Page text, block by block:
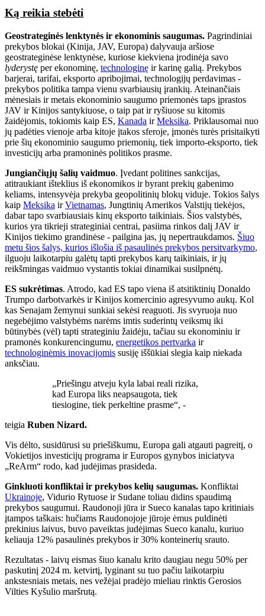
Ką reikia stebėti
Geostrateginės lenktynės ir ekonominis saugumas. Pagrindiniai
prekybos blokai (Kinija, JAV, Europa) dalyvauja aršiose
geostrateginėse lenktynėse, kuriose kiekviena įrodinėja savo
lyderystę per ekonominę, technologinę ir karinę galią. Prekybos
barjerai, tarifai, eksporto apribojimai, technologijų perdavimas -
prekybos politika tampa vienu svarbiausių įrankių. Ateinančiais
mėnesiais ir metais ekonominio saugumo priemonės taps įprastos
JAV ir Kinijos santykiuose, o taip pat ir ryšiuose su kitomis
žaidėjomis, tokiomis kaip ES, Kanada irMeksika. Priklausomai nuo
jų padėties vienoje arba kitoje įtakos sferoje, įmonės turės prisitaikyti
prie šių ekonominio saugumo priemonių, tiek importo-eksporto, tiek
investicijų arba pramoninės politikos prasme.
Jungiančiųjų šalių vaidmuo. Įvedant politines sankcijas,
atitraukiant išteklius iš ekonomikos ir byrant prekių gabenimo
keliams, intensyvėja prekyba geopolitinių blokų viduje. Tokios šalys
kaip Meksika irVietnamas, Jungtinių Amerikos Valstijų tiekėjos,
dabar tapo svarbiausiais kinų eksporto taikiniais. Šios valstybės,
kurios yra tikrieji strateginiai centrai, pasiima rinkos dalį JAV ir
Kinijos tiekimo grandinėse - pailgina jas, jų nepertraukdamos. Šiuo
metu šios šalys, kurios išlošia iš pasaulinės prekybos persitvarkymo,
ilguoju laikotarpiu galėtų tapti prekybos karų taikiniais, ir jų
reikšmingas vaidmuo vystantis tokiai dinamikai susilpnėtų.
ES sukrėtimas. Atrodo, kad ES tapo viena iš atsitiktinių Donaldo
Trumpo darbotvarkės ir Kinijos komercinio agresyvumo aukų. Kol
kas Senajam žemynui sunkiai sekėsi reaguoti. Jis svyruoja nuo
negebėjimo valstybėms narėms imtis suderintų veiksmų iki
būtinybės (vėl) tapti strateginiu žaidėju, tačiau su ekonominiu ir
pramonės konkurencingumu, energetikos pertvarka ir
technologinėmis inovacijomis susiję iššūkiai slegia kaip niekada
anksčiau.
„Priešingu atveju kyla labai reali rizika,
kad Europa liks neapsaugota, tiek
tiesiogine, tiek perkeltine prasme“, -
teigia Ruben Nizard.
Vis dėlto, susidūrusi su priešiškumu, Europa gali atgauti pagreitį, o
Vokietijos investicijų programa ir Europos gynybos iniciatyva
„ReArm“ rodo, kad judėjimas prasideda.
Ginkluoti konfliktai ir prekybos kelių saugumas. Konfliktai
Ukrainoje, Vidurio Rytuose ir Sudane toliau didins spaudimą
prekybos saugumui. Raudonoji jūra ir Sueco kanalas tapo kritiniais
įtampos taškais: hučiams Raudonojoje jūroje ėmus puldinėti
prekinius laivus, buvo paveiktas judėjimas Sueco kanalu, kuriuo
keliauja 12% pasaulinės prekybos ir 30% konteinerių srauto.
Rezultatas - laivų eismas šiuo kanalu krito daugiau negu 50% per
paskutinį 2024 m. ketvirtį, lyginant su tuo pačiu laikotarpiu
ankstesniais metais, nes vežėjai pradėjo mieliau rinktis Gerosios
Vilties Kyšulio maršrutą.